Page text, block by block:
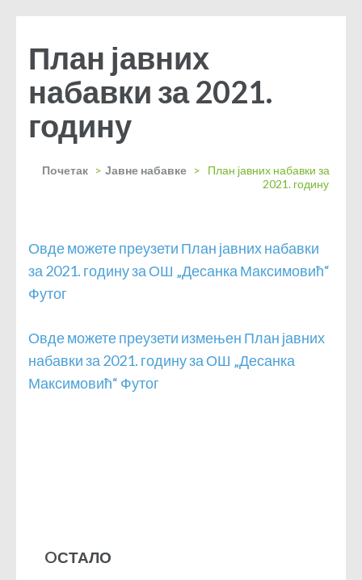
План јавних
набавки за 2021.
годину
Почетак > Јавне набавке >
План јавних набавки за
2021. годину
Овде можете преузети План јавних набавки
за 2021. годину за ОШ „Десанка Максимовић“
Футог
Овде можете преузети измењен План јавних
набавки за 2021. годину за ОШ „Десанка
Максимовић“ Футог
OСТАЛО